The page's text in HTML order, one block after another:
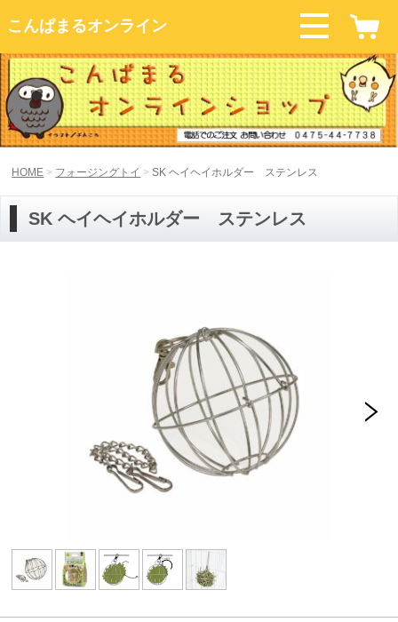
こんぱまるオンライン
HOME フォージングトイ SK ヘイヘイホルダー ステンレス
SK ヘイヘイホルダー ステンレス